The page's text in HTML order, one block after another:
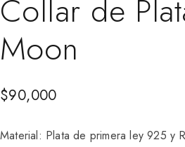
Collar de
Moon
$90,000
Material: Plata de primera ley 925 y